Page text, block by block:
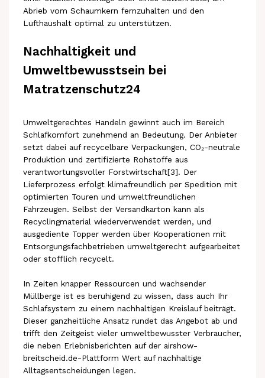
Abrieb vom Schaumkern fernzuhalten und den
Lufthaushalt optimal zu unterstützen.
Nachhaltigkeit und
Umweltbewusstsein bei
Matratzenschutz24
Umweltgerechtes Handeln gewinnt auch im Bereich
Schlafkomfort zunehmend an Bedeutung. Der Anbieter
setzt dabei auf recycelbare Verpackungen, CO₂-neutrale
Produktion und zertifizierte Rohstoffe aus
verantwortungsvoller Forstwirtschaft[3]. Der
Lieferprozess erfolgt klimafreundlich per Spedition mit
optimierten Touren und umweltfreundlichen
Fahrzeugen. Selbst der Versandkarton kann als
Recyclingmaterial wiederverwendet werden, und
ausgediente Topper werden über Kooperationen mit
Entsorgungsfachbetrieben umweltgerecht aufgearbeitet
oder stofflich recycelt.
In Zeiten knapper Ressourcen und wachsender
Müllberge ist es beruhigend zu wissen, dass auch Ihr
Schlafsystem zu einem nachhaltigen Kreislauf beiträgt.
Dieser ganzheitliche Ansatz rundet das Angebot ab und
trifft den Zeitgeist vieler umweltbewusster Verbraucher,
die neben Erlebnisberichten auf der airshow-
breitscheid.de-Plattform Wert auf nachhaltige
Alltagsentscheidungen legen.